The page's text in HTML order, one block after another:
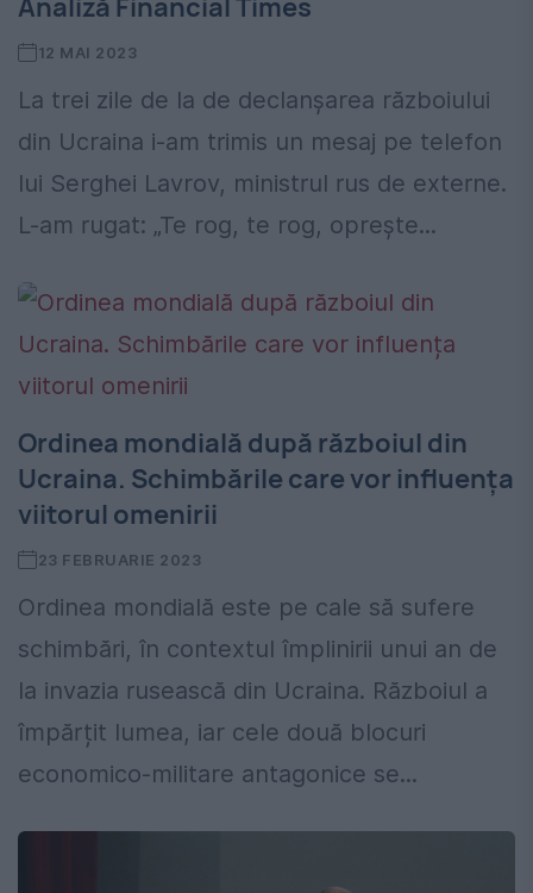
Analiză Financial Times
12 MAI 2023
La trei zile de la de declanșarea războiului
din Ucraina i-am trimis un mesaj pe telefon
lui Serghei Lavrov, ministrul rus de externe.
L-am rugat: „Te rog, te rog, oprește...
Ordinea mondială după războiul din
Ucraina. Schimbările care vor influența
viitorul omenirii
23 FEBRUARIE 2023
Ordinea mondială este pe cale să sufere
schimbări, în contextul împlinirii unui an de
la invazia rusească din Ucraina. Războiul a
împărțit lumea, iar cele două blocuri
economico-militare antagonice se...